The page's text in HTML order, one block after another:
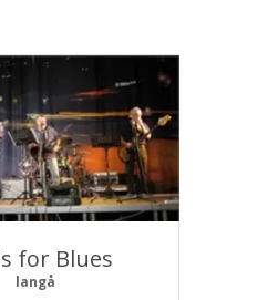
for Blues
langå